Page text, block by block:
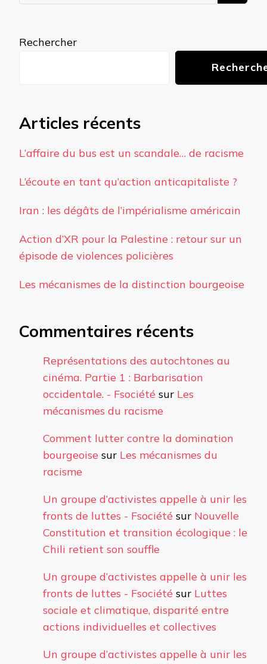
Rechercher
Articles récents
L’affaire du bus est un scandale… de racisme
L’écoute en tant qu’action anticapitaliste ?
Iran : les dégâts de l’impérialisme américain
Action d’XR pour la Palestine : retour sur un
épisode de violences policières
Les mécanismes de la distinction bourgeoise
Commentaires récents
Représentations des autochtones au
cinéma. Partie 1 : Barbarisation
occidentale. - Fsociété sur Les
mécanismes du racisme
Comment lutter contre la domination
bourgeoise sur Les mécanismes du
racisme
Un groupe d’activistes appelle à unir les
fronts de luttes - Fsociété sur Nouvelle
Constitution et transition écologique : le
Chili retient son souffle
Un groupe d’activistes appelle à unir les
fronts de luttes - Fsociété sur Luttes
sociale et climatique, disparité entre
actions individuelles et collectives
Un groupe d’activistes appelle à unir les